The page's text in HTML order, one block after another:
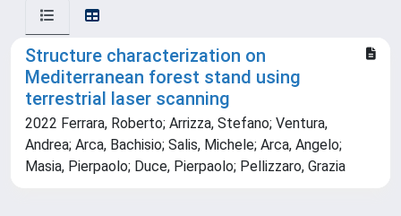
Structure characterization on
Mediterranean forest stand using
terrestrial laser scanning
2022 Ferrara, Roberto; Arrizza, Stefano; Ventura,
Andrea; Arca, Bachisio; Salis, Michele; Arca, Angelo;
Masia, Pierpaolo; Duce, Pierpaolo; Pellizzaro, Grazia